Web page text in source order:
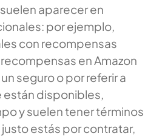
aparecer en
por ejemplo,
con recompensas
en Amazon
seguro o por referir a
disponibles,
y suelen tener términos
estás por contratar,